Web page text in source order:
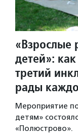
«Взрослые
детей»:
третий
рады
Мероприятие
детям»
«Полюстрово».